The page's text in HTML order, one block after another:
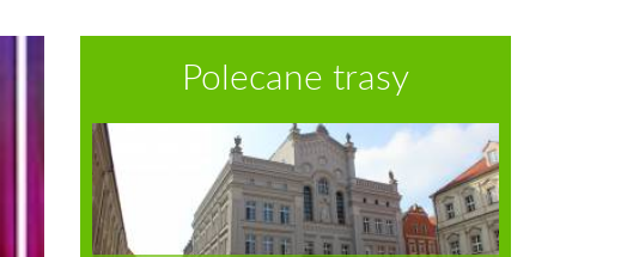
Polecane trasy